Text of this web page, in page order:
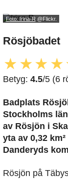
Foto: Irina-R @Flickr.
Rösjöbadet
★ ★★ ★
Betyg: 4.5/5 (6
Badplats
Stockholms
av Rösjön i
yta av 0,32
Danderyds
Rösjön på